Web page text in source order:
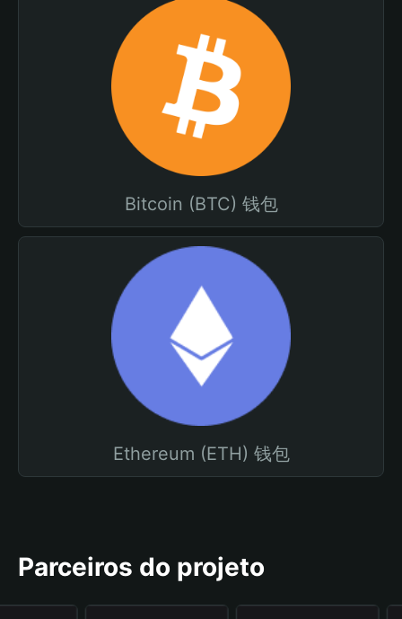
Bitcoin (BTC) 钱包
Ethereum (ETH) 钱包
Parceiros do projeto